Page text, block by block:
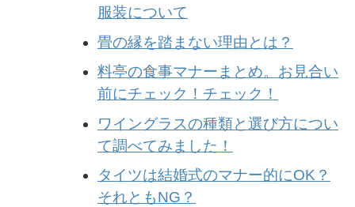
服装について
畳の縁を踏まない理由とは？
料亭の食事マナーまとめ。お見合い
前にチェック！チェック！
ワイングラスの種類と選び方につい
て調べてみました！
タイツは結婚式のマナー的にOK？
それともNG？